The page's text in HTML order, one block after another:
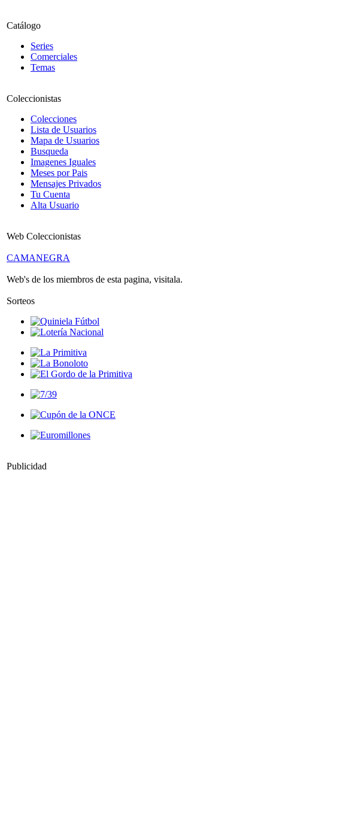
Catálogo
Series
Comerciales
Temas
Coleccionistas
Colecciones
Lista de Usuarios
Mapa de Usuarios
Busqueda
Imagenes Iguales
Meses por Pais
Mensajes Privados
Tu Cuenta
Alta Usuario
Web Coleccionistas
CAMANEGRA
Web's de los miembros de esta pagina, visitala.
Sorteos
Publicidad